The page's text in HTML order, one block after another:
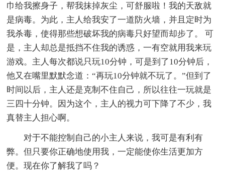
巾给我擦身子，帮我抹掉灰尘，可舒服啦！我的天敌就
是病毒。为此，主人给我安了一道防火墙，并且定时为
我杀毒，使得那些想破坏我的病毒只好望而却步了。 可
是，主人却总是抵挡不住我的诱惑，一有空就用我来玩
游戏。主人每次都说只玩10分钟，可是到了10分钟后，
他又在嘴里默默念道：“再玩10分钟就不玩了。”但到了
时间以后，主人还是克制不住自己，所以往往一玩就是
三四十分钟。因为这个，主人的视力可下降了不少，我
真替主人担心啊。
对于不能控制自己的小主人来说，我可是有利有
弊。但只要你正确地使用我，一定能使你生活更加方
便。现在你了解我了吗？